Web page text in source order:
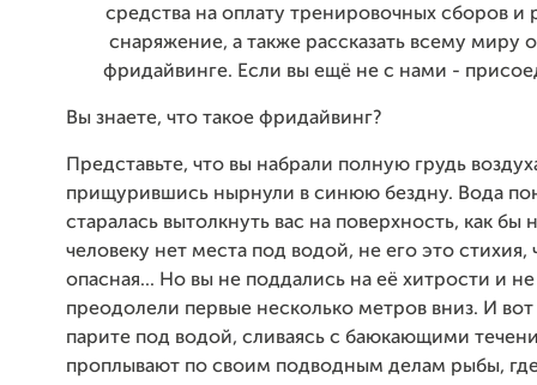
средства на оплату тренировочных сборов и
снаряжение, а также рассказать всему миру
фридайвинге. Если вы ещё не с нами -
Вы знаете, что такое фридайвинг?
Представьте, что вы набрали полную грудь
прищурившись нырнули в синюю бездну. Вода
старалась вытолкнуть вас на поверхность, как бы
человеку нет места под водой, не его это стихия,
опасная... Но вы не поддались на её хитрости и не
преодолели первые несколько метров вниз. И вот
парите под водой, сливаясь с баюкающими
проплывают по своим подводным делам рыбы,